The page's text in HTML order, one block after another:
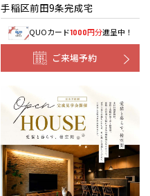
手稲区前田9条完成宅
QUOカード1000円分進呈中！
ご来場予約